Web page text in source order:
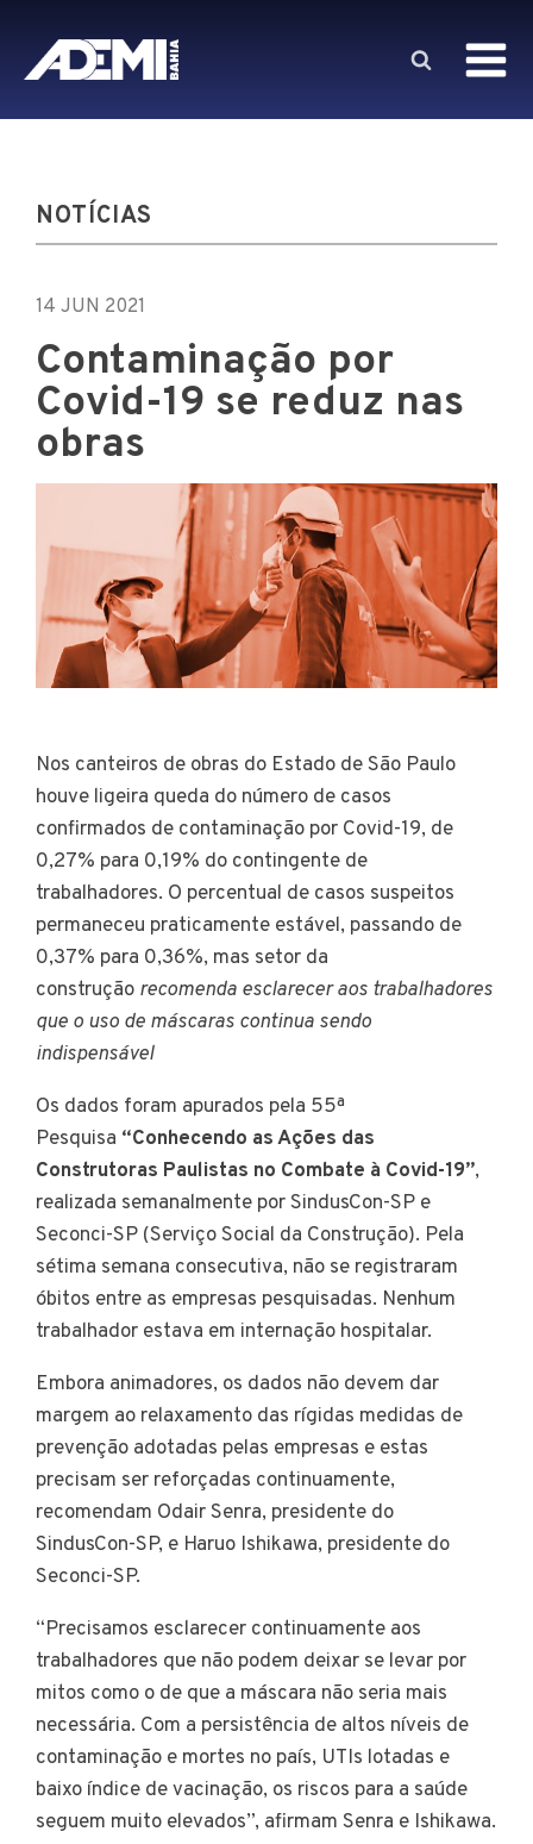
NOTÍCIAS
14 JUN 2021
Contaminação por
Covid-19 se reduz nas
obras
Nos canteiros de obras do Estado de São Paulo
houve ligeira queda do número de casos
confirmados de contaminação por Covid-19, de
0,27% para 0,19% do contingente de
trabalhadores. O percentual de casos suspeitos
permaneceu praticamente estável, passando de
0,37% para 0,36%, mas setor da
construção recomenda esclarecer aos trabalhadores
que o uso de máscaras continua sendo
indispensável
Os dados foram apurados pela 55ª
Pesquisa “Conhecendo as Ações das
Construtoras Paulistas no Combate à Covid-19”,
realizada semanalmente por SindusCon-SP e
Seconci-SP (Serviço Social da Construção). Pela
sétima semana consecutiva, não se registraram
óbitos entre as empresas pesquisadas. Nenhum
trabalhador estava em internação hospitalar.
Embora animadores, os dados não devem dar
margem ao relaxamento das rígidas medidas de
prevenção adotadas pelas empresas e estas
precisam ser reforçadas continuamente,
recomendam Odair Senra, presidente do
SindusCon-SP, e Haruo Ishikawa, presidente do
Seconci-SP.
“Precisamos esclarecer continuamente aos
trabalhadores que não podem deixar se levar por
mitos como o de que a máscara não seria mais
necessária. Com a persistência de altos níveis de
contaminação e mortes no país, UTIs lotadas e
baixo índice de vacinação, os riscos para a saúde
seguem muito elevados”, afirmam Senra e Ishikawa.